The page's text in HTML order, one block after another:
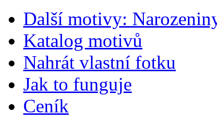
Další motivy:
Katalog motivů
Nahrát vlastní fotku
Jak to funguje
Ceník